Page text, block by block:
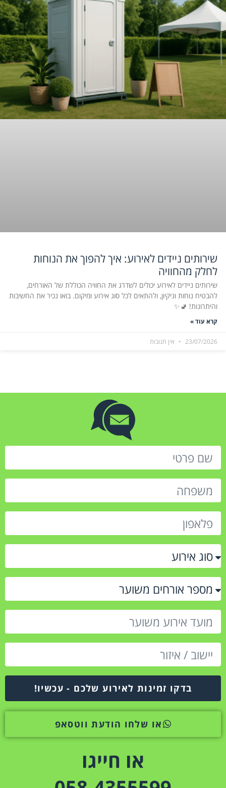
שירותים ניידים לאירוע: איך להפוך את הנוחות
לחלק מהחוויה
שירותים ניידים לאירוע יכולים לשדרג את החוויה הכוללת של האורחים,
להבטיח נוחות וניקיון, ולהתאים לכל סוג אירוע ומיקום. בואו נכיר את החשיבות
והיתרונות! 🚽✨
קרא עוד »
23/07/2026 אין תגובות
בדקו זמינות לאירוע שלכם - עכשיו!
או שלחו הודעת ווטסאפ
או חייגו